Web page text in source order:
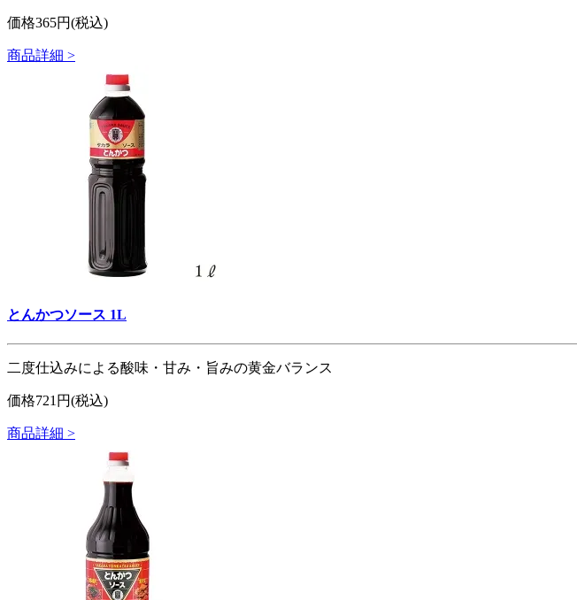
価格365円(税込)
商品詳細 >
とんかつソース 1L
二度仕込みによる酸味・甘み・旨みの黄金バランス
価格721円(税込)
商品詳細 >